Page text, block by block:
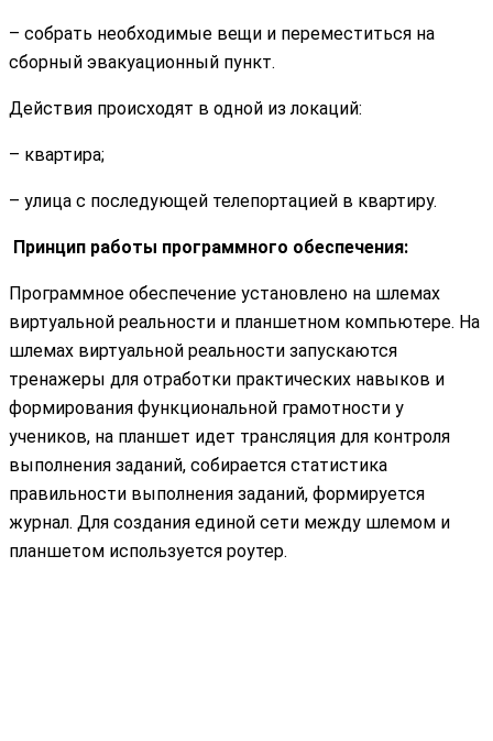
– собрать необходимые вещи и переместиться на
сборный эвакуационный пункт.
Действия происходят в одной из локаций:
– квартира;
– улица с последующей телепортацией в квартиру.
Принцип работы программного обеспечения:
Программное обеспечение установлено на шлемах
виртуальной реальности и планшетном компьютере. На
шлемах виртуальной реальности запускаются
тренажеры для отработки практических навыков и
формирования функциональной грамотности у
учеников, на планшет идет трансляция для контроля
выполнения заданий, собирается статистика
правильности выполнения заданий, формируется
журнал. Для создания единой сети между шлемом и
планшетом используется роутер.